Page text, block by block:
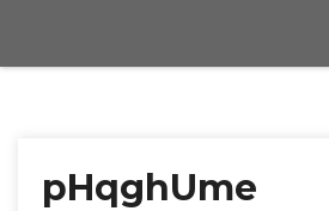
pHqghUme